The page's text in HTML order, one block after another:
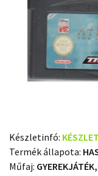
Készletinfó:
Termék állapota:
Műfaj: